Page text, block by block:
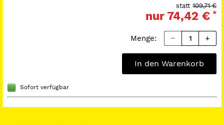
109,71 €
statt
nur 74,42 € *
Menge:
In den Warenkorb
Sofort verfügbar